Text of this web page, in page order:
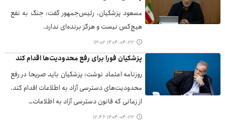
مسعود پزشکیان، رئیس‌جمهور گفت: جنگ به نفع
هیچ‌کس نیست و هرگز برنده‌ای ندارد.
۱۴۰۴-۰۴-۲۲ ۱۳:۰۲
پزشکیان فورا برای رفع محدودیت‌ها اقدام کند
روزنامه اعتماد نوشت: پزشکیان باید صریحا در رفع
محدودیت‌های دسترسی آزاد به اطلاعات اقدام کند.
از زمانی که قانون دسترسی آزاد به اطلاعات…
۱۴۰۴-۰۴-۲۲ ۱۲:۴۶